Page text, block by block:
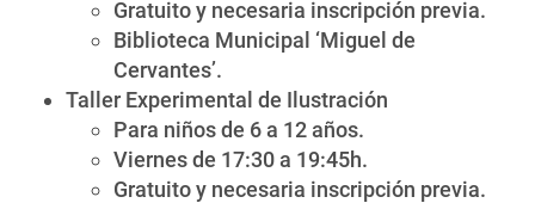
Gratuito y necesaria inscripción previa.
Biblioteca Municipal ‘Miguel de
Cervantes’.
Taller Experimental de Ilustración
Para niños de 6 a 12 años.
Viernes de 17:30 a 19:45h.
Gratuito y necesaria inscripción previa.